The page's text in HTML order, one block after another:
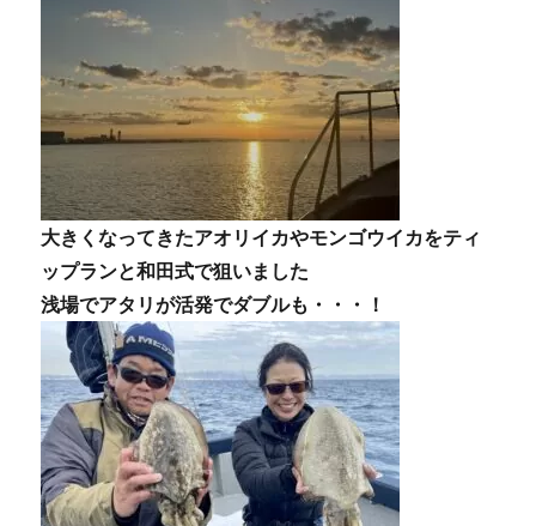
大きくなってきたアオリイカやモンゴウイカをティ
ップランと和田式で狙いました
浅場でアタリが活発でダブルも・・・！